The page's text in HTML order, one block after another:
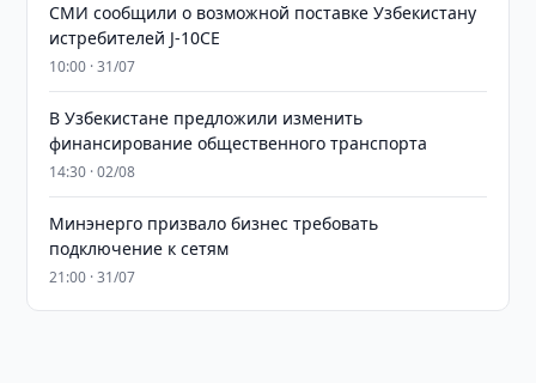
СМИ сообщили о возможной поставке Узбекистану
истребителей J-10CE
10:00 · 31/07
В Узбекистане предложили изменить
финансирование общественного транспорта
14:30 · 02/08
Минэнерго призвало бизнес требовать
подключение к сетям
21:00 · 31/07